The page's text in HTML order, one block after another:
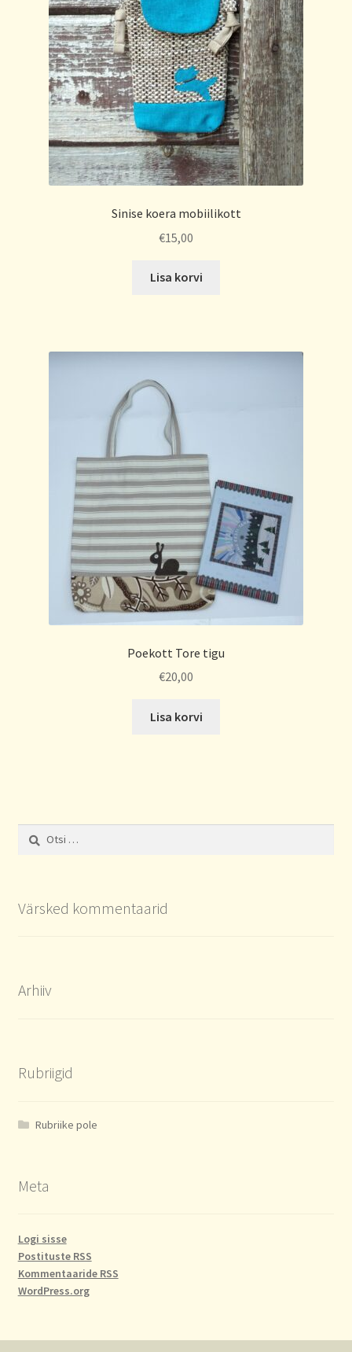
Sinise koera mobiilikott
€15,00
Lisa korvi
Poekott Tore tigu
€20,00
Lisa korvi
Värsked kommentaarid
Arhiiv
Rubriigid
Rubriike pole
Meta
Logi sisse
Postituste RSS
Kommentaaride RSS
WordPress.org